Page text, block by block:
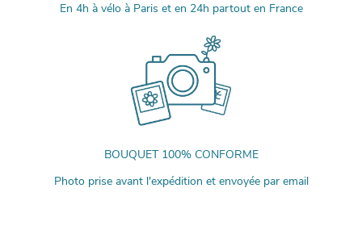
En 4h à vélo à Paris et en 24h partout en France
BOUQUET 100% CONFORME
Photo prise avant l'expédition et envoyée par email